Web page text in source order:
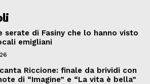
serate di Fasiny che lo hanno visto
emigliani
Riccione: finale da brividi con
di “Imagine” e “La vita è bella”